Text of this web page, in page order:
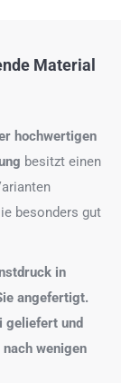
Material
hochwertigen
besitzt einen
besonders gut
in
angefertigt.
geliefert und
wenigen